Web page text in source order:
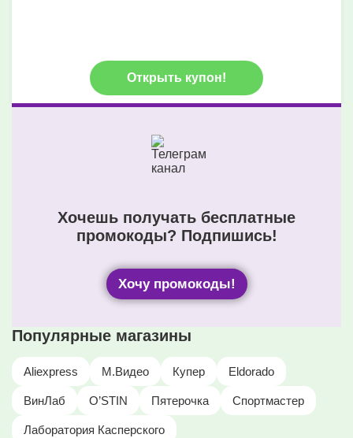
Открыть купон!
Хочешь получать бесплатные
промокоды? Подпишись!
Хочу промокоды!
Популярные магазины
Aliexpress М.Видео Купер Eldorado
ВинЛаб O’STIN Пятерочка Спортмастер
Лаборатория Касперского